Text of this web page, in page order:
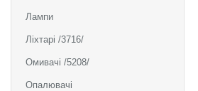
Лампи
Ліхтарі /3716/
Омивачі /5208/
Опалювачі